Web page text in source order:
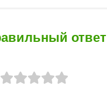
ответ